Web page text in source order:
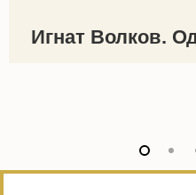
Игнат Волков.